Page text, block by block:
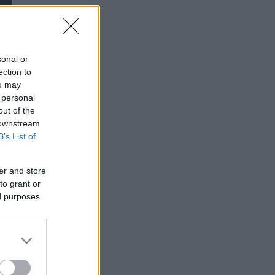
or
to
may
of the
List of
and store
grant or
purposes